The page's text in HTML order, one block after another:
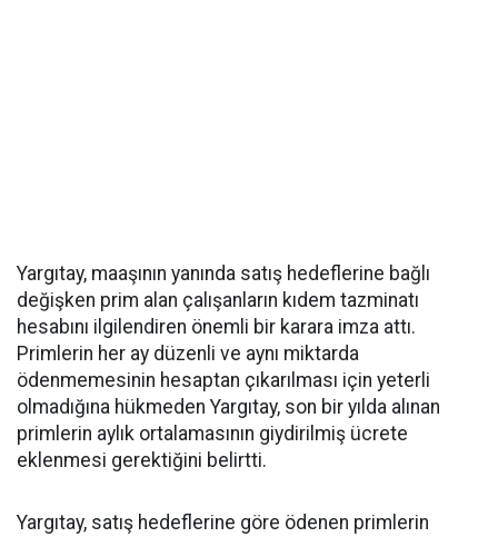
Yargıtay, maaşının yanında satış hedeflerine bağlı
değişken prim alan çalışanların kıdem tazminatı
hesabını ilgilendiren önemli bir karara imza attı.
Primlerin her ay düzenli ve aynı miktarda
ödenmemesinin hesaptan çıkarılması için yeterli
olmadığına hükmeden Yargıtay, son bir yılda alınan
primlerin aylık ortalamasının giydirilmiş ücrete
eklenmesi gerektiğini belirtti.
Yargıtay, satış hedeflerine göre ödenen primlerin